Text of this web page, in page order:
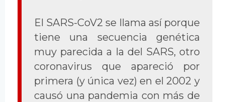
El SARS-CoV2 se llama así porque
tiene una secuencia genética
muy parecida a la del SARS, otro
coronavirus que apareció por
primera (y única vez) en el 2002 y
causó una pandemia con más de